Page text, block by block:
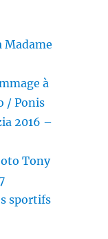
Madame
à
/ Ponis
2016 –
Tony
sportifs